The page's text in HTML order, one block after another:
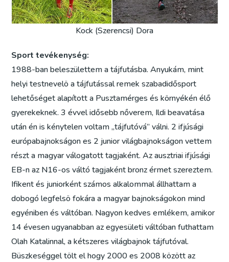
Kock (Szerencsi) Dora
Sport tevékenység:
1988-ban beleszülettem a tájfutásba. Anyukám, mint
helyi testnevelö a tájfutással remek szabadidősport
lehetőséget alapított a Pusztamérges és környékén élő
gyerekeknek. 3 évvel idősebb nőverem, Ildi beavatása
után én is kénytelen voltam „tájfutóvá” válni. 2 ifjúsági
európabajnokságon es 2 junior világbajnokságon vettem
részt a magyar válogatott tagjaként. Az ausztriai ifjúsági
EB-n az N16-os váltó tagjaként bronz érmet szereztem.
Ifikent és juniorként számos alkalommal állhattam a
dobogó legfelsö fokára a magyar bajnokságokon mind
egyéniben és váltóban. Nagyon kedves emlékem, amikor
14 évesen ugyanabban az egyesületi váltóban futhattam
Olah Katalinnal, a kétszeres világbajnok tájfutóval.
Büszkeséggel tölt el hogy 2000 es 2008 között az